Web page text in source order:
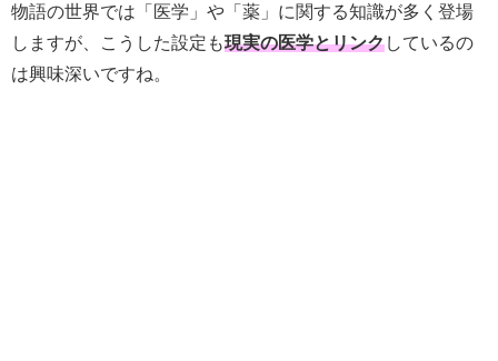
物語の世界では「医学」や「薬」に関する知識が多く登場
しますが、こうした設定も現実の医学とリンクしているの
は興味深いですね。